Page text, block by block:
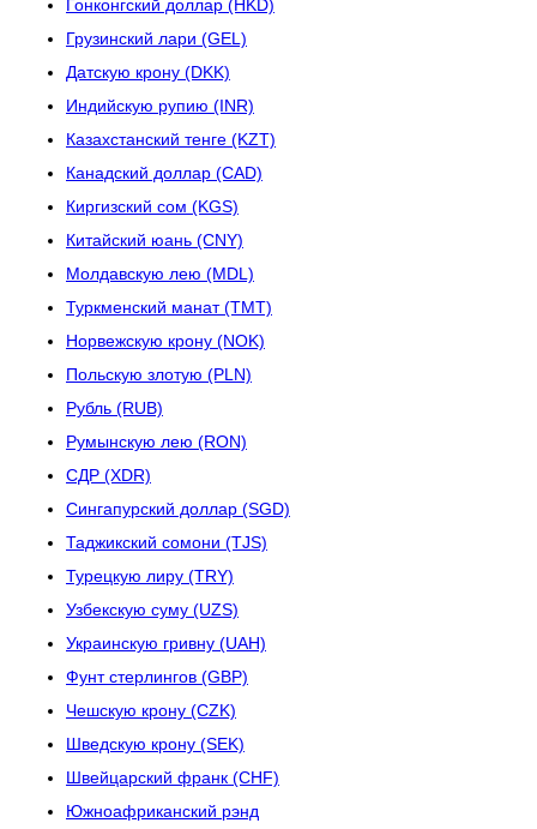
Гонконгский доллар (HKD)
Грузинский лари (GEL)
Датскую крону (DKK)
Индийскую рупию (INR)
Казахстанский тенге (KZT)
Канадский доллар (CAD)
Киргизский сом (KGS)
Китайский юань (CNY)
Молдавскую лею (MDL)
Туркменский манат (TMT)
Норвежскую крону (NOK)
Польскую злотую (PLN)
Рубль (RUB)
Румынскую лею (RON)
СДР (XDR)
Сингапурский доллар (SGD)
Таджикский сомони (TJS)
Турецкую лиру (TRY)
Узбекскую суму (UZS)
Украинскую гривну (UAH)
Фунт стерлингов (GBP)
Чешскую крону (CZK)
Шведскую крону (SEK)
Швейцарский франк (CHF)
Южноафриканский рэнд